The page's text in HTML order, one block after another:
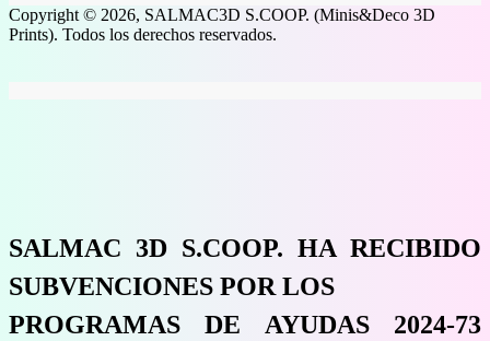
Copyright © 2026, SALMAC3D S.COOP. (Minis&Deco 3D
Prints). Todos los derechos reservados.
SALMAC 3D S.COOP. HA RECIBIDO
SUBVENCIONES POR LOS
PROGRAMAS DE AYUDAS 2024-73